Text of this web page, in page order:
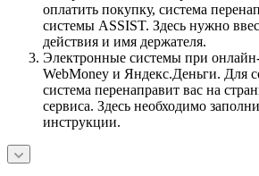
оплатить покупку, система
системы ASSIST. Здесь нужно
действия и имя держателя.
Электронные системы при онлайн-
WebMoney и Яндекс.Деньги. Для
система перенаправит вас на
сервиса. Здесь необходимо
инструкции.